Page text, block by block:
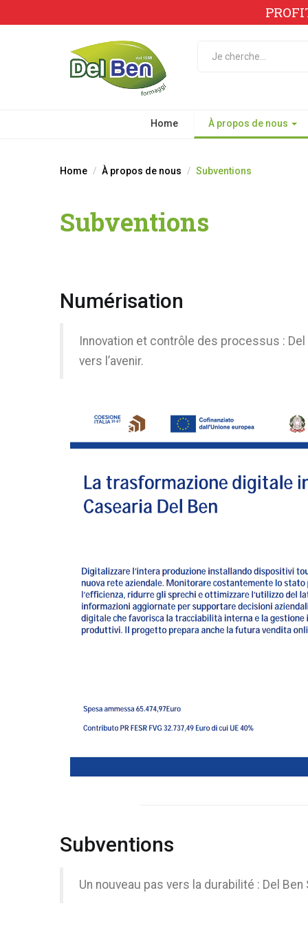
Home À propos de nous
Home À propos de nous Subventions
Subventions
Numérisation
Innovation et contrôle des processus :
vers l’avenir.
Subventions
Un nouveau pas vers la durabilité : Del